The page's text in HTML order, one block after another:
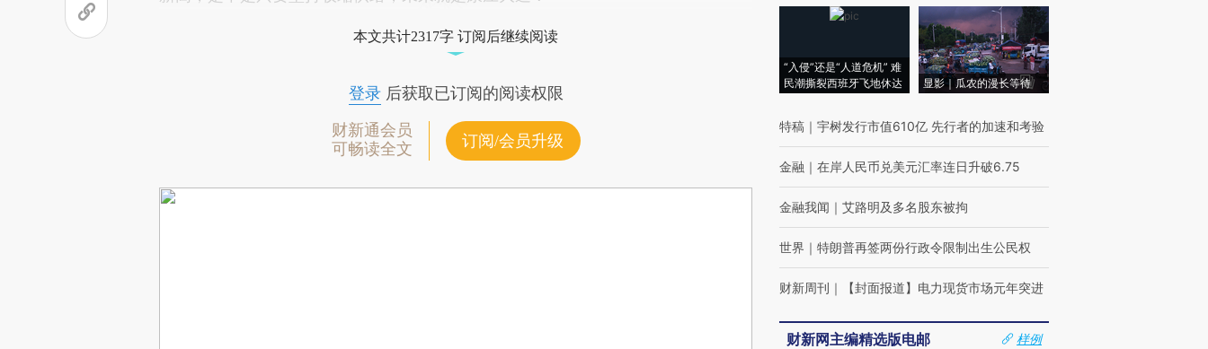
本文共计2317字 订阅后继续阅读
登录后获取已订阅的阅读权限
财新通会员
可畅读全文
订阅/会员升级
“入侵”还是“人道危机” 难
民潮撕裂西班牙飞地休达
显影｜瓜农的漫长等待
特稿 ｜ 宇树发行市值610亿 先行者的加速和考验
金融 ｜ 在岸人民币兑美元汇率连日升破6.75
金融我闻 ｜ 艾路明及多名股东被拘
世界 ｜ 特朗普再签两份行政令限制出生公民权
财新周刊 ｜ 【封面报道】电力现货市场元年突进
财新网主编精选版电邮
样例